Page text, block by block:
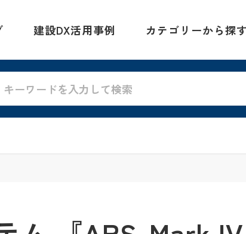
建設DX活用事例 カテゴリーから探